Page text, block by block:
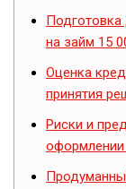
Подготовка
на займ 15
Оценка
принятия
Риски и